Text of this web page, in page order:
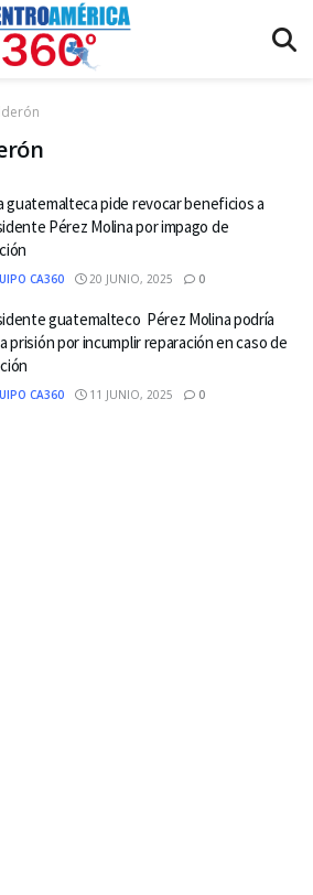
guatemalteca pide revocar beneficios a
Pérez Molina por impago de
CA360 20 JUNIO, 2025 0
guatemalteco Pérez Molina podría
prisión por incumplir reparación en caso de
CA360 11 JUNIO, 2025 0